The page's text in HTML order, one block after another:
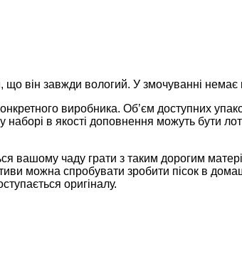
що він завжди вологий. У змочуванні немає
виробника. Об’єм доступних
наборі в якості доповнення можуть бути
вашому чаду грати з таким дорогим
можна спробувати зробити пісок в
оригіналу.